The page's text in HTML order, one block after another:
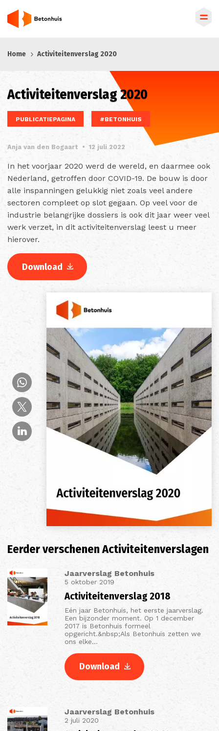
en
inhoud
Home Activiteitenverslag 2020
Activiteitenverslag 2020
PUBLICATIEPAGINA #BETONHUIS
Anja van den Bogaart • 12 juli 2022
In het voorjaar 2020 werd de wereld, en daarmee ook
Nederland, getroffen door COVID-19. De bouw is door
alle inspanningen gelukkig niet zoals veel andere
sectoren compleet op slot gegaan. Op veel voor de
industrie belangrijke dossiers is ook dit jaar weer veel
werk verzet, in dit activiteitenverslag leest u meer
hierover.
Download
Eerder verschenen Activiteitenverslagen
Jaarverslag Betonhuis
5 oktober 2019
Activiteitenverslag 2018
Eén jaar Betonhuis, het eerste jaarverslag.
Een bijzonder moment. Op 1 december
2017 is Betonhuis formeel
opgericht.&nbsp;Als Betonhuis zetten we
ons elke…
Download
Jaarverslag Betonhuis
2 juli 2020